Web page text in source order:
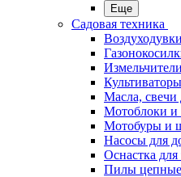
Еще
Садовая техника
Воздуходувки
Культиваторы
Масла, свечи
Мотоблоки и
Мотобуры и
Насосы для
Оснастка
Пилы цепные